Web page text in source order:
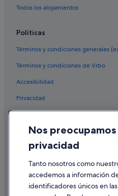
Todos los alojamientos
Políticas
Términos y condiciones generales
Términos y condiciones de Vrbo
Accesibilidad
Privacidad
Condiciones de uso
Información legal/contacto
Pautas sobre el contenido y cómo
Ayuda
Nos
privacidad
Tanto nosotros como
accedemos a información
identificadores únicos en